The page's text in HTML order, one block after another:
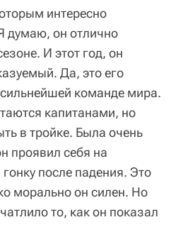
интересно
думаю, он отлично
И этот год, он
Да, это его
команде мира.
капитанами, но
в тройке. Была очень
проявил себя на
после падения. Это
морально он силен. Но
то, как он показал